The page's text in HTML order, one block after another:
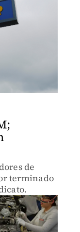
de
terminado